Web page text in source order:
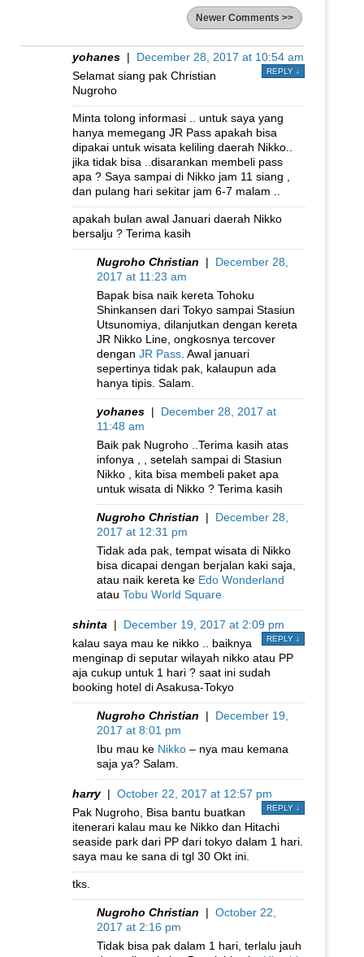
Newer Comments >>
yohanes | December 28, 2017 at 10:54 am
REPLY ↓
Selamat siang pak Christian
Nugroho
Minta tolong informasi .. untuk saya yang
hanya memegang JR Pass apakah bisa
dipakai untuk wisata keliling daerah Nikko..
jika tidak bisa ..disarankan membeli pass
apa ? Saya sampai di Nikko jam 11 siang ,
dan pulang hari sekitar jam 6-7 malam ..
apakah bulan awal Januari daerah Nikko
bersalju ? Terima kasih
Nugroho Christian | December 28,
2017 at 11:23 am
Bapak bisa naik kereta Tohoku
Shinkansen dari Tokyo sampai Stasiun
Utsunomiya, dilanjutkan dengan kereta
JR Nikko Line, ongkosnya tercover
dengan JR Pass. Awal januari
sepertinya tidak pak, kalaupun ada
hanya tipis. Salam.
yohanes | December 28, 2017 at
11:48 am
Baik pak Nugroho ..Terima kasih atas
infonya , , setelah sampai di Stasiun
Nikko , kita bisa membeli paket apa
untuk wisata di Nikko ? Terima kasih
Nugroho Christian | December 28,
2017 at 12:31 pm
Tidak ada pak, tempat wisata di Nikko
bisa dicapai dengan berjalan kaki saja,
atau naik kereta ke Edo Wonderland
atau Tobu World Square
shinta | December 19, 2017 at 2:09 pm
REPLY ↓
kalau saya mau ke nikko .. baiknya
menginap di seputar wilayah nikko atau PP
aja cukup untuk 1 hari ? saat ini sudah
booking hotel di Asakusa-Tokyo
Nugroho Christian | December 19,
2017 at 8:01 pm
Ibu mau ke Nikko – nya mau kemana
saja ya? Salam.
harry| October 22, 2017 at 12:57 pm
REPLY ↓
Pak Nugroho, Bisa bantu buatkan
itenerari kalau mau ke Nikko dan Hitachi
seaside park dari PP dari tokyo dalam 1 hari.
saya mau ke sana di tgl 30 Okt ini.
tks.
Nugroho Christian | October 22,
2017 at 2:16 pm
Tidak bisa pak dalam 1 hari, terlalu jauh